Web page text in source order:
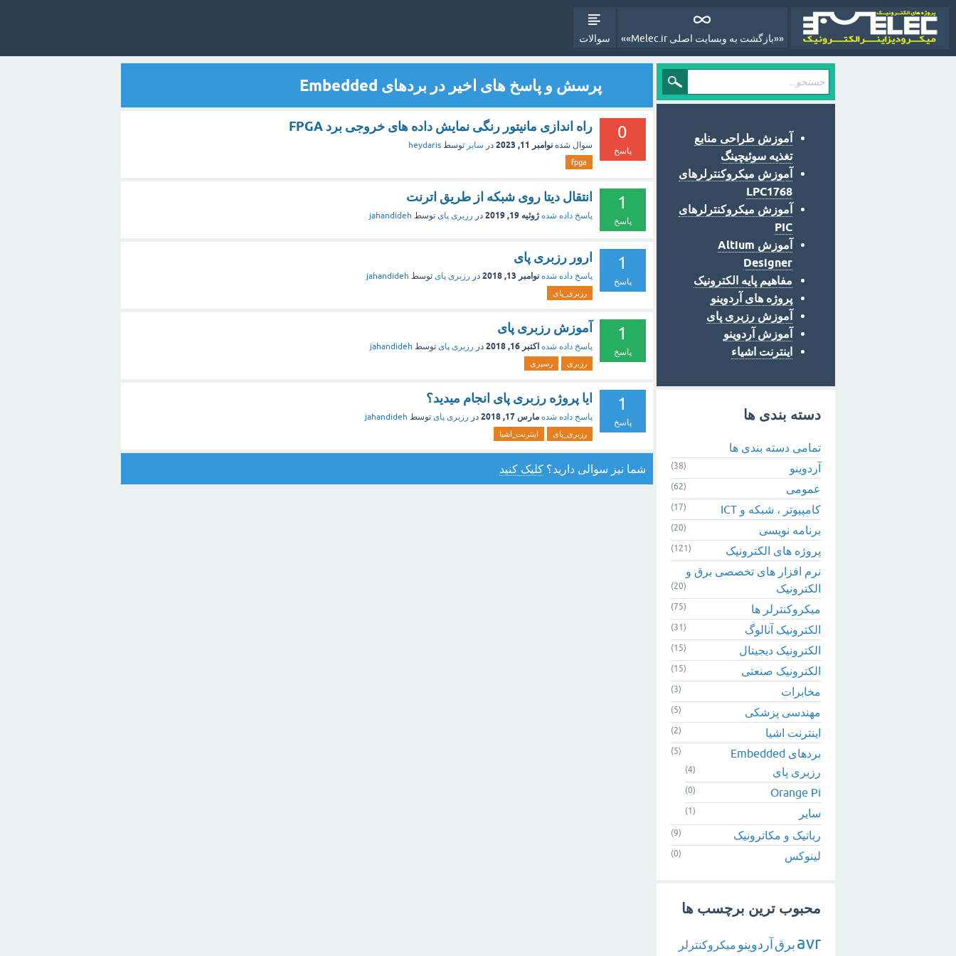
سوالات ««بازگشت به وبسایت اصلی Melec.ir»»
پرسش و پاسخ های اخیر در بردهای Embedded
0
پاسخ
راه اندازی مانیتور رنگی نمایش داده های خروجی برد FPGA
سوال شده نوامبر 11, 2023 در سایر توسطheydaris
fpga
1
پاسخ
انتقال دیتا روی شبکه از طریق اترنت
پاسخ داده شده ژوئیه 19, 2019 در رزبری پای توسط jahandideh
1
پاسخ
ارور رزبری پای
پاسخ داده شده نوامبر 13, 2018 در رزبری پای توسط jahandideh
رزبری_پای
1
پاسخ
آموزش رزبری پای
پاسخ داده شده اکتبر 16, 2018 در رزبری پای توسط jahandideh
رزبری رسپری
1
پاسخ
ایا پروژه رزبری پای انجام میدید؟
پاسخ داده شده مارس 17, 2018 در رزبری پای توسط jahandideh
رزبری_پای اینترنت_اشیا
شما نیز سوالی دارید؟کلیک کنید
آموزش طراحی منابع
تغذیه سوئیچینگ
آموزش میکروکنترلرهای
LPC1768
آموزش میکروکنترلرهای
PIC
آموزش Altium
Designer
مفاهیم پایه الکترونیک
پروژه های آردوینو
آموزش رزبری پای
آموزش آردوینو
اینترنت اشیاء
دسته بندی ها
تمامی دسته بندی ها
آردوینو
(38)
عمومی (62)
کامپیوتر ، شبکه و ICT (17)
برنامه نویسی (20)
پروژه های الکترونیک (121)
نرم افزار های تخصصی برق و
الکترونیک
(20)
میکروکنترلر ها (75)
الکترونیک آنالوگ (31)
الکترونیک دیجیتال (15)
الکترونیک صنعتی (15)
مخابرات (3)
مهندسی پزشکی (5)
اینترنت اشیا (2)
بردهای Embedded (5)
رزبری پای (4)
Orange Pi
(0)
سایر (1)
رباتیک و مکاترونیک (9)
لینوکس (0)
محبوب ترین برچسب ها
avrبرق آردوینو میکروکنترلر